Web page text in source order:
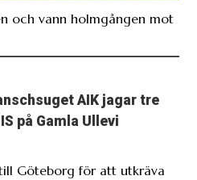
och vann holmgången mot
AIK jagar tre
på Gamla Ullevi
Göteborg för att utkräva